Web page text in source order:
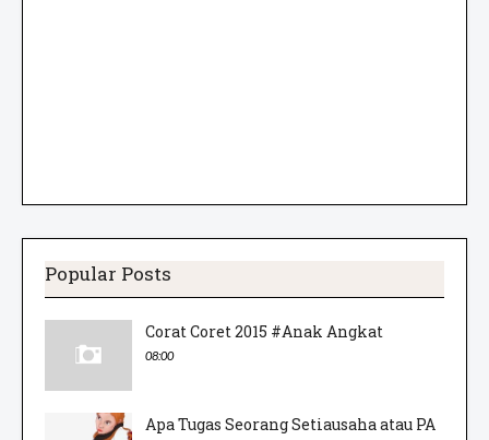
Popular Posts
Corat Coret 2015 #Anak Angkat
08:00
Apa Tugas Seorang Setiausaha atau PA